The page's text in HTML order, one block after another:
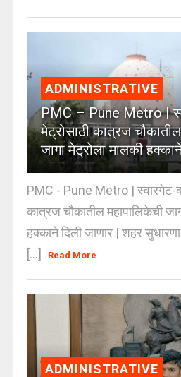
ADMINISTRATIVE
PMC – Pune Metro |
मेट्रोसाठी कात्रज
जागा मेट्रोला मालकी
PMC - Pune Metro | स्वारगेट-
कात्रज चौकातील महापालिकेची
हक्काने दिली जाणार | शहर
[...]
Read More
ADMINISTRATIVE